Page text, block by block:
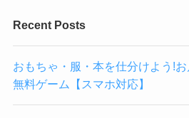
Recent Posts
おもちゃ・服・本を仕分けよう!
無料ゲーム【スマホ対応】